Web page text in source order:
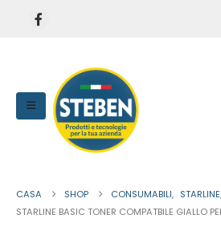
CASA SHOP CONSUMABILI, STARLINE,
STARLINE BASIC TONER COMPATBILE GIALLO